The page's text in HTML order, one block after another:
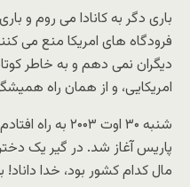
باری دگر به کانادا می روم و
فرودگاه های امریکا منع
دیگران نمی دهم و به خاطر
امریکایی، و از همان راه
شنبه ۳۰ اوت
پاریس آغاز شد. در گیر یک
مال کدام کشور بود، خدا